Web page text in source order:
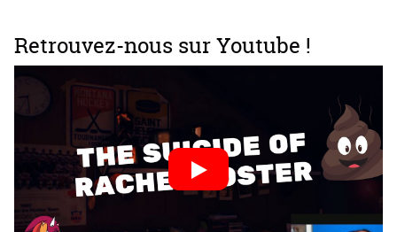
Retrouvez-nous sur Youtube !